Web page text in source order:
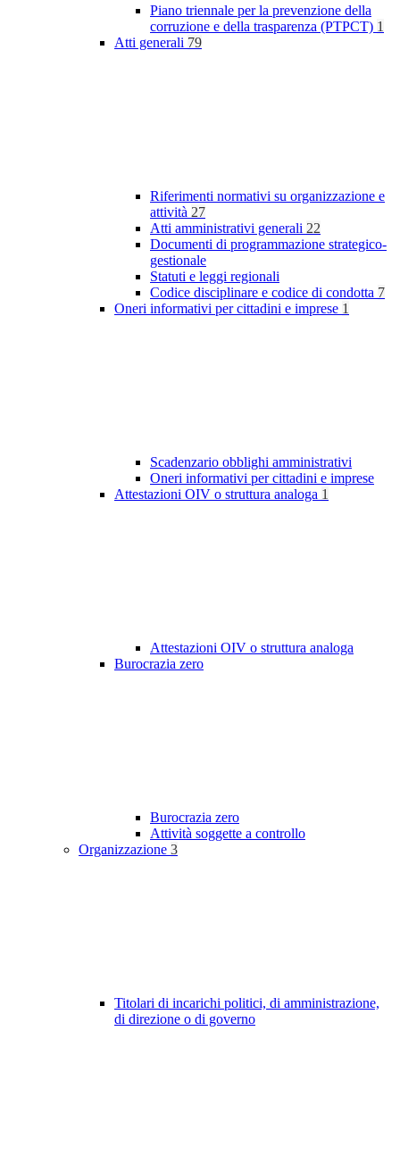
Piano triennale per la prevenzione della
corruzione e della trasparenza (PTPCT) 1
Atti generali 79
Riferimenti normativi su organizzazione e
attività 27
Atti amministrativi generali 22
Documenti di programmazione strategico-
gestionale
Statuti e leggi regionali
Codice disciplinare e codice di condotta 7
Oneri informativi per cittadini e imprese 1
Scadenzario obblighi amministrativi
Oneri informativi per cittadini e imprese
Attestazioni OIV o struttura analoga 1
Attestazioni OIV o struttura analoga
Burocrazia zero
Burocrazia zero
Attività soggette a controllo
Organizzazione 3
Titolari di incarichi politici, di amministrazione,
di direzione o di governo